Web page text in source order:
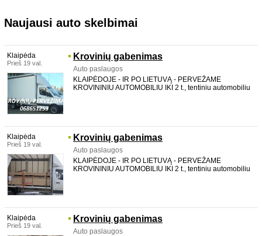
Naujausi auto skelbimai
Klaipėda
Prieš 19 val.
Krovinių gabenimas
Auto paslaugos
KLAIPĖDOJE - IR PO LIETUVĄ - PERVEŽAME
KROVININIU AUTOMOBILIU IKI 2 t., tentiniu automobiliu
Klaipėda
Prieš 19 val.
Krovinių gabenimas
Auto paslaugos
KLAIPĖDOJE - IR PO LIETUVĄ - PERVEŽAME
KROVININIU AUTOMOBILIU IKI 2 t., tentiniu automobiliu
Klaipėda
Prieš 19 val.
Krovinių gabenimas
Auto paslaugos